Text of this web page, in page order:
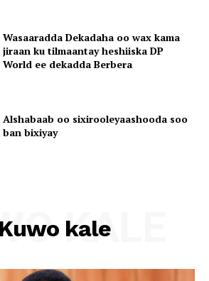
Wasaaradda Dekadaha oo wax kama
jiraan ku tilmaantay heshiiska DP
World ee dekadda Berbera
Alshabaab oo sixirooleyaashooda soo
ban bixiyay
Kuwo kale
KALE